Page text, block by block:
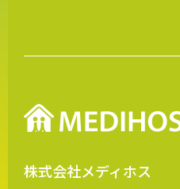
株式会社メディホス